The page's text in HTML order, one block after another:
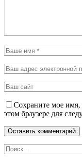
Сохраните мое имя,
этом браузере для